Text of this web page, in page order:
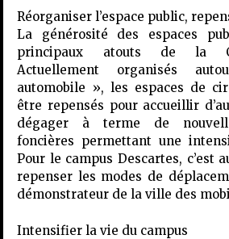
Réorganiser l’espace public,
La générosité des espaces
principaux atouts de la
Actuellement organisés
automobile », les espaces de
être repensés pour accueillir
dégager à terme de
foncières permettant une
Pour le campus Descartes, c’est
repenser les modes de
démonstrateur de la ville des
Intensifier la vie du campus